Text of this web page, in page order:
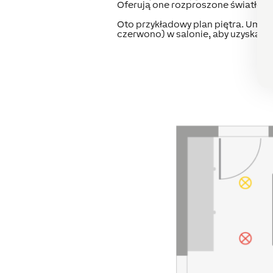
Oferują one rozproszone światło,
Oto przykładowy plan piętra.
czerwono) w salonie, aby uzyskać